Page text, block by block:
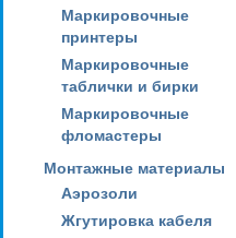
Маркировочные
принтеры
Маркировочные
таблички и бирки
Маркировочные
фломастеры
Монтажные материалы
Аэрозоли
Жгутировка кабеля